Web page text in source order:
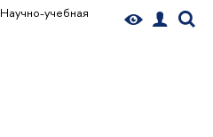
Научно-учебная